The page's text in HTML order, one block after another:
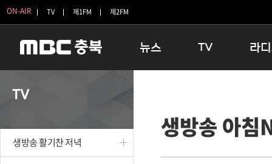
ON-AIR TV 제1FM 제2FM
뉴스 TV
인생내컷
테마기행 길
라
16:00
우리 고
TV
생방송 활기찬 저녁
생방송 아침